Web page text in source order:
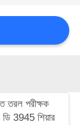
তরল পরীক্ষক
3945 শিয়ার